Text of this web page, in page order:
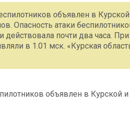
объявлен в
Опасность атаки
действовала почти два часа.
в 1.01 мск. «Курская
объявлен в Курской